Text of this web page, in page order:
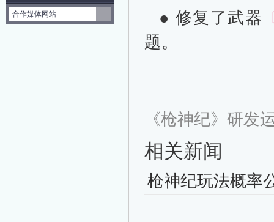
合作媒体网站
● 修复了武器
题。
《枪神纪》研发
相关新闻
枪神纪玩法概率